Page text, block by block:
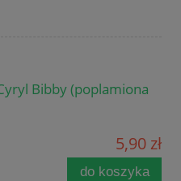
Bibby (poplamiona
5,90 zł
do koszyka